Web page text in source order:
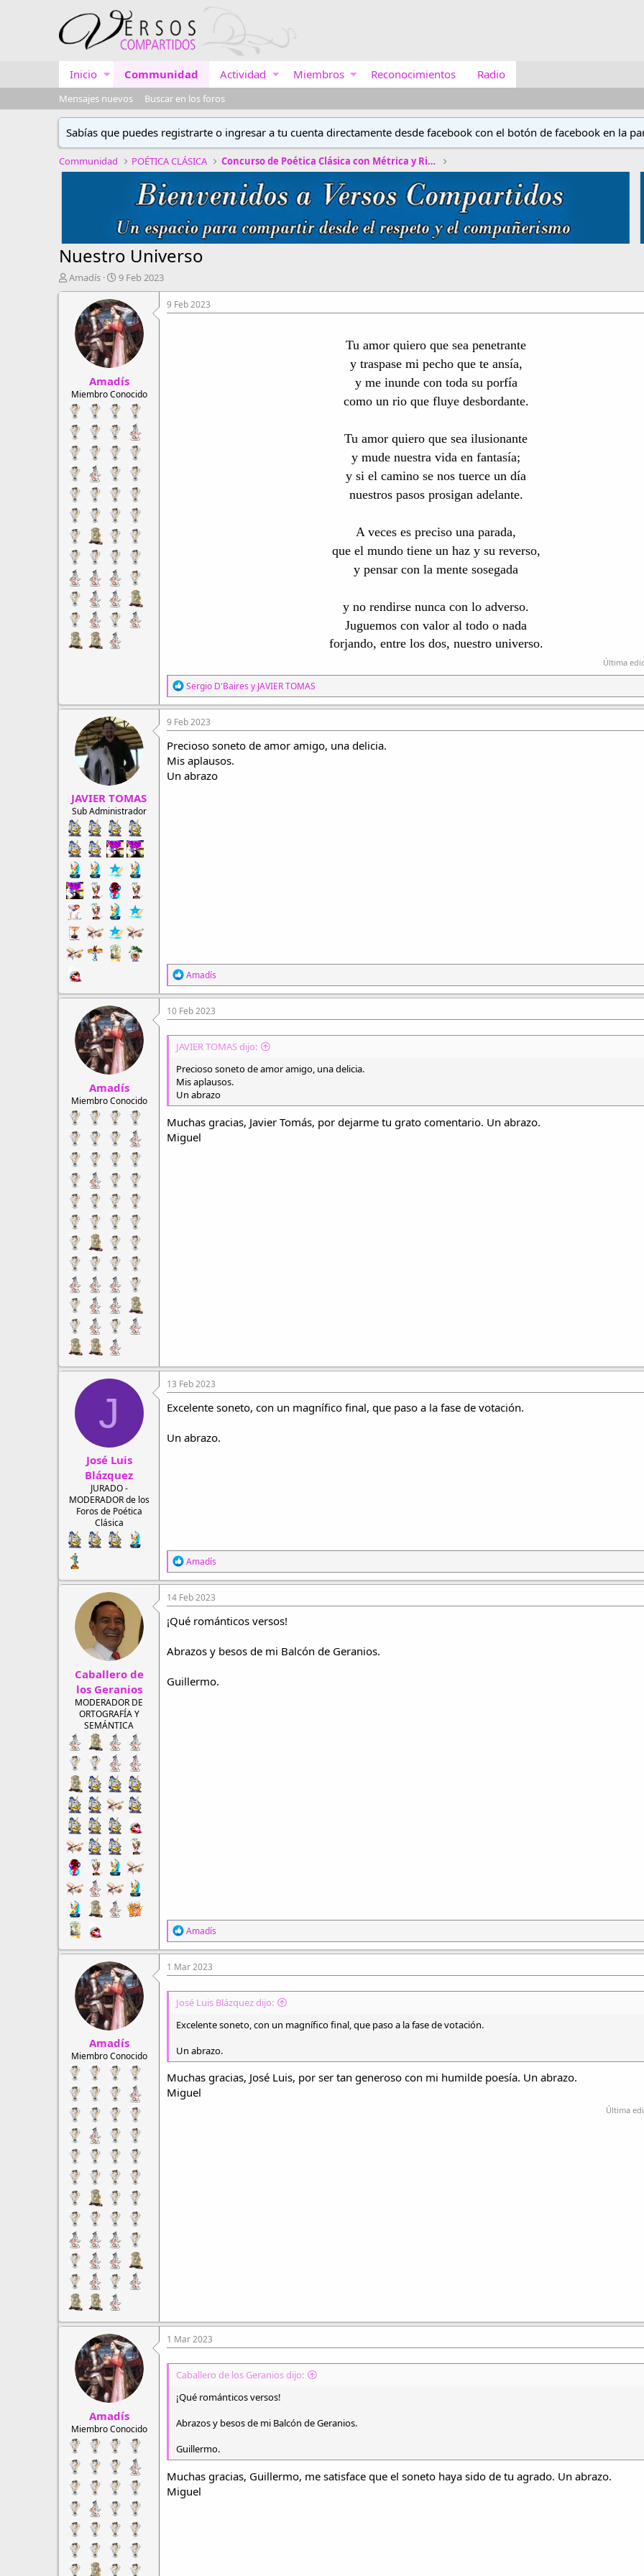
Inicio Communidad Actividad Miembros Reconocimientos Radio
Mensajes nuevos Buscar en los foros
Sabías que puedes registrarte o ingresar a tu cuenta directamente desde facebook con el botón de facebook en la
Communidad POÉTICA CLÁSICA Concurso de Poética Clásica con Métrica y Rima
Nuestro Universo
A
u
o
Amadís
F
e
c
h
a
d
e
i
n
i
c
o
9 Feb 2023
Amadís
Miembro Conocido
9 Feb 2023
Tu amor quiero que sea penetrante
y traspase mi pecho que te ansía,
y me inunde con toda su porfía
como un rio que fluye desbordante.
Tu amor quiero que sea ilusionante
y mude nuestra vida en fantasía;
y si el camino se nos tuerce un día
nuestros pasos prosigan adelante.
A veces es preciso una parada,
que el mundo tiene un haz y su reverso,
y pensar con la mente sosegada
y no rendirse nunca con lo adverso.
Juguemos con valor al todo o nada
forjando, entre los dos, nuestro universo.
Última
R
e
a
c
c
i
o
n
e
Sergio D'Baires y JAVIER TOMAS
JAVIER TOMAS
Sub Administrador
9 Feb 2023
Precioso soneto de amor amigo, una delicia.
Mis aplausos.
Un abrazo
R
e
a
c
c
o
n
e
s
:
Amadís
Amadís
Miembro Conocido
10 Feb 2023
JAVIER TOMAS dijo:
Precioso soneto de amor amigo, una delicia.
Mis aplausos.
Un abrazo
Muchas gracias, Javier Tomás, por dejarme tu grato comentario. Un abrazo.
Miguel
J
José Luis
Blázquez
JURADO -
MODERADOR de los
Foros de Poética
Clásica
13 Feb 2023
Excelente soneto, con un magnífico final, que paso a la fase de votación.
Un abrazo.
R
e
a
c
c
i
o
e
:
Amadís
Caballero de
los Geranios
MODERADOR DE
ORTOGRAFÍA Y
SEMÁNTICA
14 Feb 2023
¡Qué románticos versos!
Abrazos y besos de mi Balcón de Geranios.
Guillermo.
R
e
a
c
c
o
n
e
Amadís
Amadís
Miembro Conocido
1 Mar 2023
José Luis Blázquez dijo:
Excelente soneto, con un magnífico final, que paso a la fase de votación.
Un abrazo.
Muchas gracias, José Luis, por ser tan generoso con mi humilde poesía. Un abrazo.
Miguel
Última
Amadís
Miembro Conocido
1 Mar 2023
Caballero de los Geranios dijo:
¡Qué románticos versos!
Abrazos y besos de mi Balcón de Geranios.
Guillermo.
Muchas gracias, Guillermo, me satisface que el soneto haya sido de tu agrado. Un abrazo.
Miguel